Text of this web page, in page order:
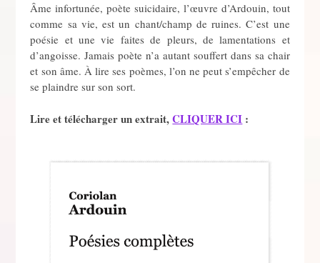
Âme infortunée, poète suicidaire, l’œuvre d’Ardouin, tout
comme sa vie, est un chant/champ de ruines. C’est une
poésie et une vie faites de pleurs, de lamentations et
d’angoisse. Jamais poète n’a autant souffert dans sa chair
et son âme. À lire ses poèmes, l’on ne peut s’empêcher de
se plaindre sur son sort.
Lire et télécharger un extrait,CLIQUER ICI :